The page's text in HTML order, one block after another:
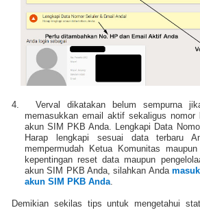
4.
Verval dikatakan belum sempurna
memasukkan email aktif sekaligus nomor
akun SIM PKB Anda. Lengkapi Data
Harap lengkapi sesuai data terbaru
mempermudah Ketua Komunitas
kepentingan reset data maupun
akun SIM PKB Anda, silahkan Anda
akun SIM PKB Anda.
Demikian sekilas tips untuk mengetahui